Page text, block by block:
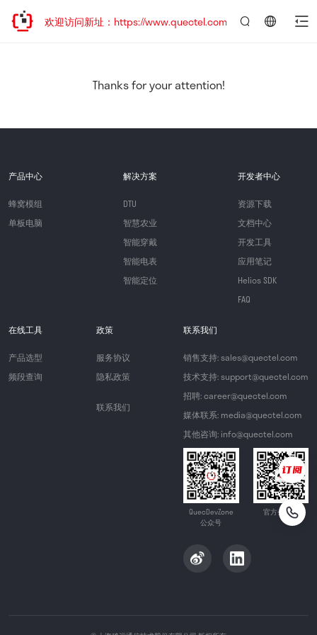
迁移，欢迎访问新址：https://www.quectel.com.cn
Thanks for your attention!
产品中心
蜂窝模组
单板电脑
解决方案
DTU
智慧农业
智能穿戴
智能电表
智能定位
开发者中心
资源下载
文档中心
开发工具
应用笔记
Helios SDK
FAQ
在线工具
产品选型
频段查询
政策
服务协议
隐私政策
联系我们
联系我们
销售支持: sales@quectel.com
技术支持: support@quectel.com
招聘: career@quectel.com
媒体联系: media@quectel.com
其他咨询: info@quectel.com
QuecDevZone
公众号
官方公众号